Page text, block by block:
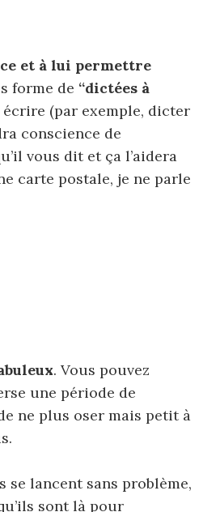
et à lui permettre
forme de “dictées à
écrire (par exemple, dicter
conscience de
vous dit et ça l’aidera
carte postale, je ne parle
. Vous pouvez
une période de
ne plus oser mais petit à
se lancent sans problème,
sont là pour